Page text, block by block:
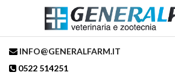
INFO@GENERALFARM.IT
0522 514251